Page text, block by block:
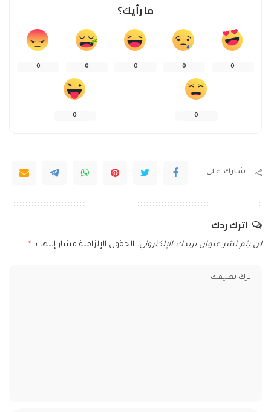
ما رأيك؟
0
0
0
0
0
0
0
شارك على
اترك ردك
لن يتم نشر عنوان بريدك الإلكتروني. الحقول الإلزامية مشار إليها بـ *